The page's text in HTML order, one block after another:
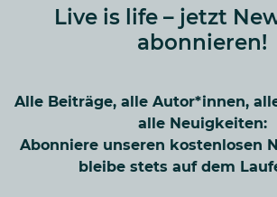
Live is life – jetzt
abonnieren!
Alle Beiträge, alle Autor*innen,
alle Neuigkeiten:
Abonniere unseren kostenlosen
bleibe stets auf dem